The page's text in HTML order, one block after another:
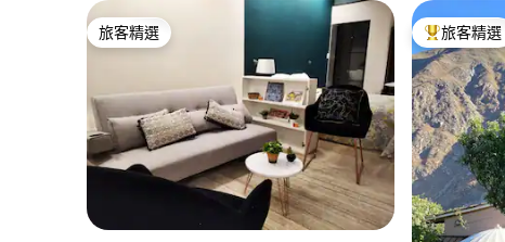
旅客精選
旅客精選 旅客精選榜
旅客精選